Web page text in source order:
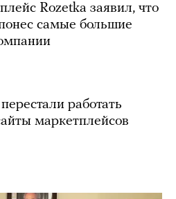
Rozetka заявил, что
самые большие
работать
маркетплейсов